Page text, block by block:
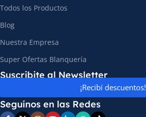
Todos los Productos
Blog
Nuestra Empresa
Super Ofertas Blanquería
Suscribite al Newsletter
¡Recibí descuentos!
Seguínos en las Redes